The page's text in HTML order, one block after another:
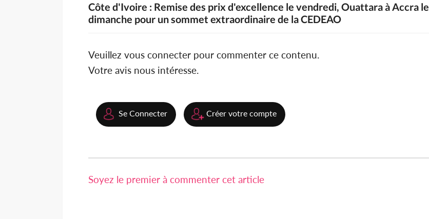
Côte d'Ivoire : Remise des prix d'excellence le vendredi, Ouattara à Accra le
dimanche pour un sommet extraordinaire de la CEDEAO
Veuillez vous connecter pour commenter ce contenu.
Votre avis nous intéresse.
Se Connecter Créer votre compte
Soyez le premier à commenter cet article